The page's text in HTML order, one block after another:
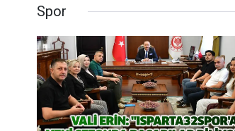
Spor